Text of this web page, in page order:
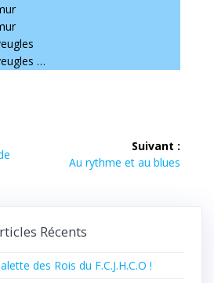
…
Suivant :
Article
Au rythme et au blues
Récents
des Rois du F.C.J.H.C.O !